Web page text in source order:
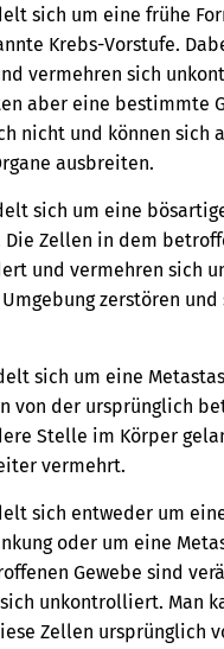
sich um eine frühe
Krebs-Vorstufe.
vermehren sich
aber eine bestimmte
nicht und können sich
ausbreiten.
sich um eine
Die Zellen in dem
und vermehren sich
zerstören
sich um eine
von der ursprünglich
Stelle im Körper
vermehrt.
sich entweder um
oder um eine
Gewebe sind
unkontrolliert. Man
Zellen ursprünglich